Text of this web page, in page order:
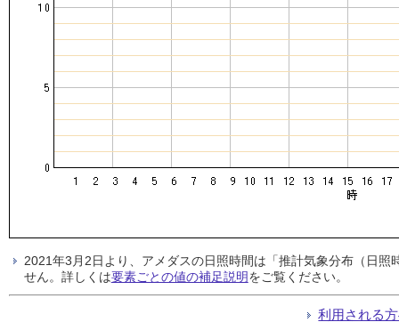
2021年3月2日より、アメダスの日照時間は「推計気象分布（日
せん。詳しくは要素ごとの値の補足説明をご覧ください。
利用される